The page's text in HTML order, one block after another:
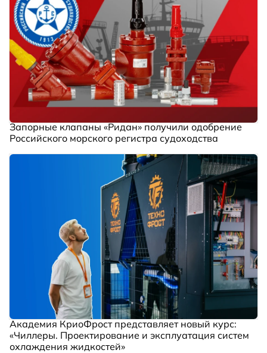
Запорные клапаны «Ридан» получили одобрение
Российского морского регистра судоходства
Академия КриоФрост представляет новый курс:
«Чиллеры. Проектирование и эксплуатация систем
охлаждения жидкостей»